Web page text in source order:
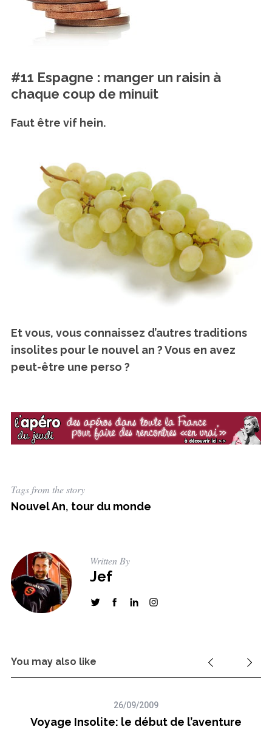
#11 Espagne : manger un raisin à
chaque coup de minuit
Faut être vif hein.
Et vous, vous connaissez d’autres traditions
insolites pour le nouvel an ? Vous en avez
peut-être une perso ?
Tags from the story
Nouvel An, tour du monde
Written By
Jef
You may also like
26/09/2009
Voyage Insolite: le début de l’aventure